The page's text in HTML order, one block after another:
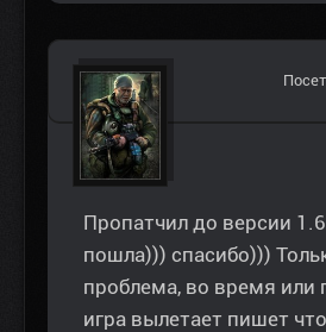
Пропатчил до версии
пошла))) спасибо)))
проблема, во время или
игра вылетает пишет